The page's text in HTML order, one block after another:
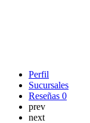
Perfil
Sucursales
Reseñas 0
prev
next